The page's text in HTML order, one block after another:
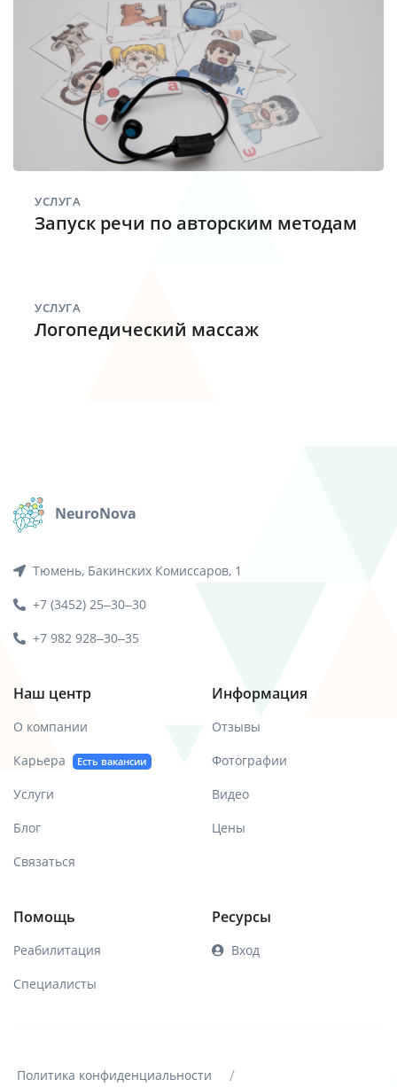
УСЛУГА
Запуск речи по авторским методам
УСЛУГА
Логопедический массаж
NeuroNova
Тюмень, Бакинских Комиссаров, 1
+7 (3452) 25‒30‒30
+7 982 928‒30‒35
Наш центр
О компании
Карьера
Есть вакансии
Услуги
Блог
Связаться
Информация
Отзывы
Фотографии
Видео
Цены
Помощь
Реабилитация
Специалисты
Ресурсы
Вход
Политика конфиденциальности /